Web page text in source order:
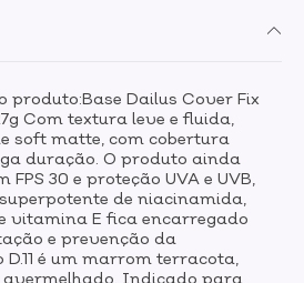
(pode ser um pincel de cerdas
para as extremidades, dando
produto:Base Dailus Cover Fix
Com textura leve e fluida,
soft matte, com cobertura
duração. O produto ainda
FPS 30 e proteção UVA e UVB,
de niacinamida,
vitamina E fica encarregado
e prevenção da
D.11 é um marrom terracota,
Indicado para